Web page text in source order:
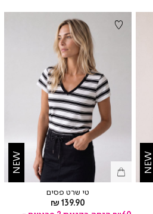
NEW
NEW
טי שרט פסים
מחיר
139.90 ₪